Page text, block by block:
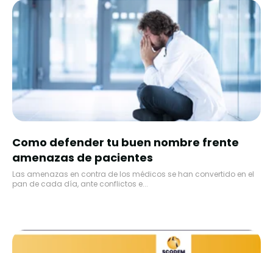
Como defender tu buen nombre frente
amenazas de pacientes
Las amenazas en contra de los médicos se han convertido en el
pan de cada día, ante conflictos e...